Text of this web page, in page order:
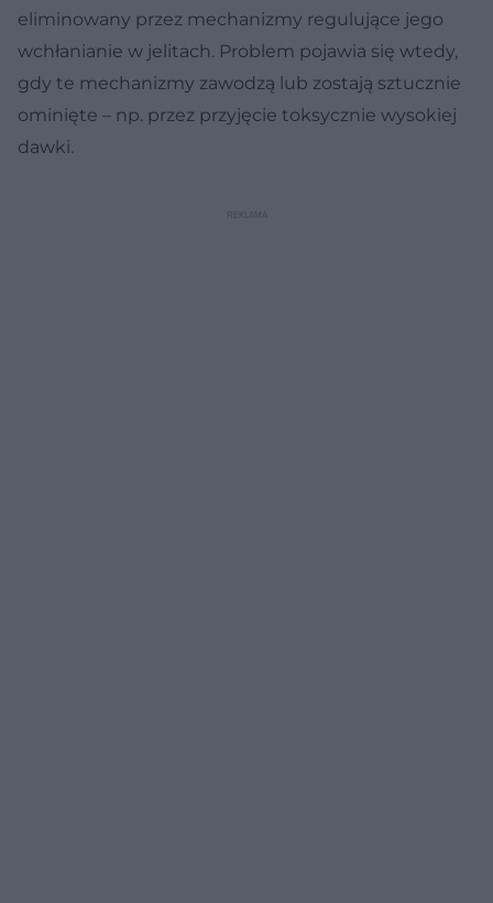
eliminowany przez mechanizmy regulujące jego
wchłanianie w jelitach. Problem pojawia się wtedy,
gdy te mechanizmy zawodzą lub zostają sztucznie
ominięte – np. przez przyjęcie toksycznie wysokiej
dawki.